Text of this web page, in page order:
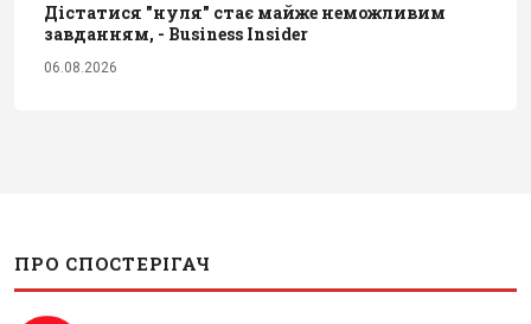
Дістатися "нуля" стає майже неможливим
завданням, - Business Insider
06.08.2026
ПРО СПОСТЕРІГАЧ